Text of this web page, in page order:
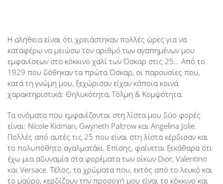
Η αλήθεια είναι ότι χρειάστηκαν πολλές ώρες για να
καταφέρω να μειώσω τον αριθμό των αγαπημένων μου
εμφανίσεων στο κόκκινο χαλί των Όσκαρ στις 25… Από το
1929 που δόθηκαν τα πρώτα Όσκαρ, οι παρουσίες που,
κατά τη γνώμη μου, ξεχώρισαν είχαν κάποια κοινά
χαρακτηριστικά: Θηλυκότητα, Τόλμη & Κομψότητα.
Τα ονόματα που εμφανίζονται στη λίστα μου δύο φορές
είναι: Nicole Kidman, Gwyneth Paltrow και Angelina Jolie.
Πολλές από αυτές τις 25 που είναι στη λίστα κέρδισαν και
το πολυπόθητο αγαλματάκι. Επίσης, φαίνεται ξεκάθαρα ότι
έχω μια αδυναμία στα φορέματα των οίκων Dior, Valentino
και Versace. Τέλος, τα χρώματα που, εκτός από το λευκό και
το μαύρο, κερδίζουν την προσοχή μου είναι το κόκκινο και